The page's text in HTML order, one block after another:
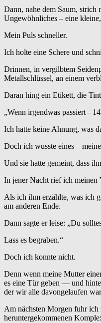
Dann, nahe dem Saum, strich
Ungewöhnliches – eine
Mein Puls schneller.
Ich holte eine Schere und
Drinnen, in vergilbtem
Metallschlüssel, an einem
Daran hing ein Etikett, die
„Wenn irgendwas passiert –
Ich hatte keine Ahnung, was
Doch ich wusste eines –
Und sie hatte gemeint, dass
In jener Nacht rief ich meinen
Als ich ihm erzählte, was ich
am anderen Ende.
Dann sagte er leise: „Du
Lass es begraben.“
Doch ich konnte nicht.
Denn wenn meine Mutter
es eine Tür geben — und
der wir alle davongelaufen
Am nächsten Morgen fuhr ich
heruntergekommenen